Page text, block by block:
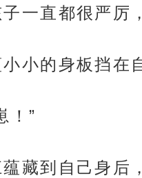
一直都很严厉
小的身板挡在
！”
藏到自己身